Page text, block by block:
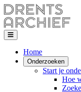
Home
Onderzoeken
Start je
Hoe